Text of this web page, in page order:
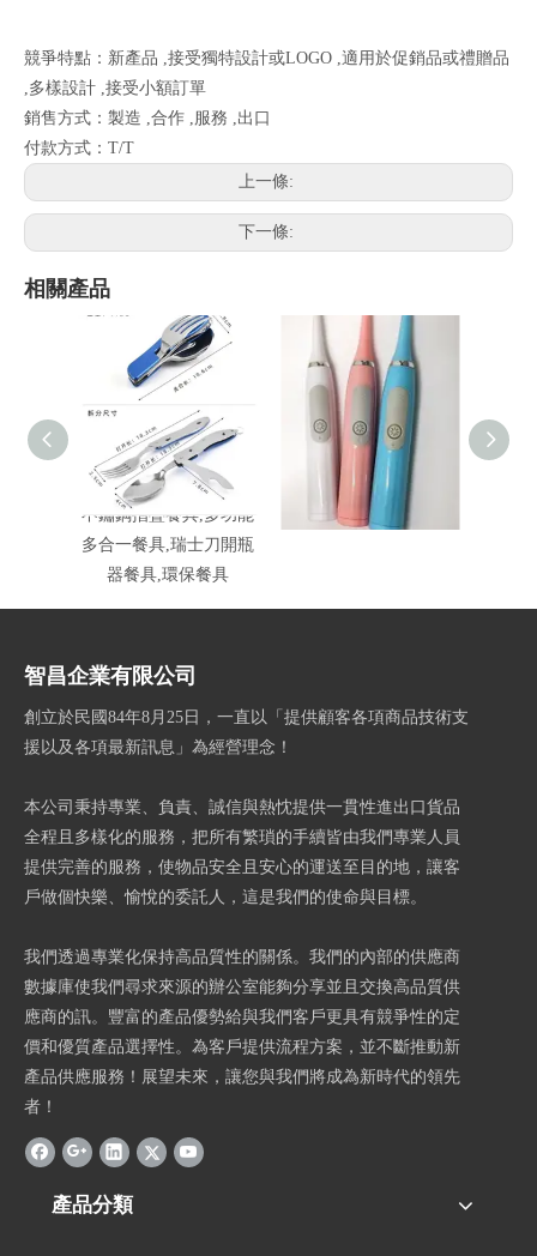
競爭特點：新產品 ,接受獨特設計或LOGO ,適用於促銷品或禮贈品
,多樣設計 ,接受小額訂單
銷售方式：製造 ,合作 ,服務 ,出口
付款方式：T/T
上一條:
下一條:
相關產品
不鏽鋼摺疊餐具,多功能
多合一餐具,瑞士刀開瓶
器餐具,環保餐具
超聲波軟毛電動牙刷
智昌企業有限公司
創立於民國84年8月25日，一直以「提供顧客各項商品技術支
援以及各項最新訊息」為經營理念！
本公司秉持專業、負責、誠信與熱忱提供一貫性進出口貨品
全程且多樣化的服務，把所有繁瑣的手續皆由我們專業人員
提供完善的服務，使物品安全且安心的運送至目的地，讓客
戶做個快樂、愉悅的委託人，這是我們的使命與目標。
我們透過專業化保持高品質性的關係。我們的內部的供應商
數據庫使我們尋求來源的辦公室能夠分享並且交換高品質供
應商的訊。豐富的產品優勢給與我們客戶更具有競爭性的定
價和優質產品選擇性。為客戶提供流程方案，並不斷推動新
產品供應服務！展望未來，讓您與我們將成為新時代的領先
者！
產品分類